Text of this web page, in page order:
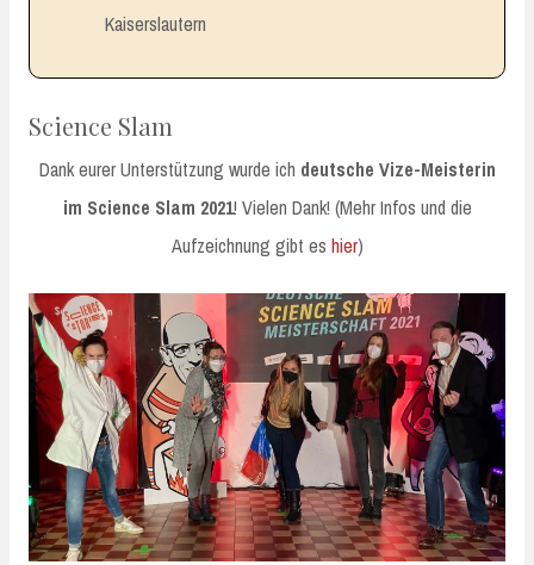
Kaiserslautern
Science Slam
Dank eurer Unterstützung wurde ich deutsche Vize-Meisterin
im Science Slam 2021! Vielen Dank! (Mehr Infos und die
Aufzeichnung gibt es hier)